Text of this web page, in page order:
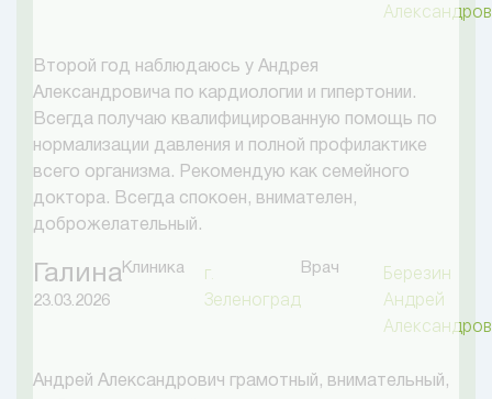
Второй год наблюдаюсь у Андрея
Александровича по кардиологии и гипертонии.
Всегда получаю квалифицированную помощь по
нормализации давления и полной профилактике
всего организма. Рекомендую как семейного
доктора. Всегда спокоен, внимателен,
доброжелательный.
Галина
23.03.2026
Клиника
г.
Зеленоград
Врач
Березин
Андрей
Андрей Александрович грамотный, внимательный,